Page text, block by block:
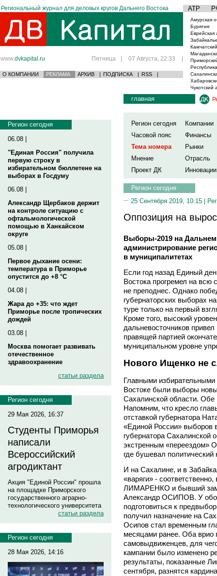
Региональный журнал для деловых кругов Дальнего Востока АТР
www.dvkapital.ru Пятница | 07 Августа, 22:33 |
О КОМПАНИИ РЕКЛАМА АРХИВ | ПОДПИСКА | RSS |
Амурская
Бурятия
Еврейская
Чукотский
Регион сегодня
06.08 |
"Единая Россия" получила
первую строку в
избирательном бюллетене на
выборах в Госдуму
06.08 |
Александр Щербаков держит
на контроле ситуацию с
офтальмологической
помощью в Ханкайском
округе
05.08 |
Первое дыхание осени:
температура в Приморье
опустится до +8 °C
04.08 |
Жара до +35: что ждет
Приморье после тропических
дождей
03.08 |
Москва помогает развивать
отечественное
здравоохранение
статьи раздела
Регион сегодня
29 Мая 2026, 16:37
Студенты Приморья
написали
Всероссийский
агродиктант
Акция "Единой России" прошла
на площадке Приморского
государственного аграрно-
технологического университета
статьи раздела
Регион сегодня
28 Мая 2026, 14:16
главная
Регион сегодня
Компании
Часовой пояс
Финансы
Тема номера
Рынки
Мнение
Отрасль
Проект ДК
Инновации
Регион сегодня
25 Сентября 2019, 10:15 |
Оппозиция на
Выборы-2019 на Дальнем
администрирование
в муниципалитетах
Если год назад Единый
Востока прогремел на всю
не преподнес. Однако
губернаторских выборах
туре только на первый
Кроме того, высокий
дальневосточников
правящей партией
муниципальном уровне
Нового Ищенко не
Главными
Востоке были выборы
Сахалинской области.
Напомним, что кресло
отставкой губернатора
«Единой России» выборов
губернатора Сахалинской
экстренным
где бушевал политический
И на Сахалине, и в
«варяги» -
ЛИМАРЕНКО и бывший
Александр ОСИПОВ. У
подготовиться к
получил назначение на
Осипов стал временным
месяцами ранее. Оба
самовыдвиженцев, для
кампании было изменено
результаты, показанные
сентября, разнятся